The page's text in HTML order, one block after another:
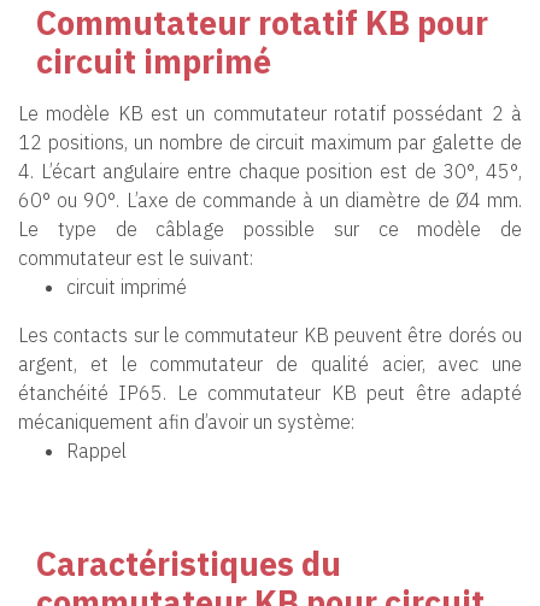
Commutateur rotatif KB pour
circuit imprimé
Le modèle KB est un commutateur rotatif possédant 2 à
12 positions, un nombre de circuit maximum par galette de
4. L’écart angulaire entre chaque position est de 30°, 45°,
60° ou 90°. L’axe de commande à un diamètre de Ø4 mm.
Le type de câblage possible sur ce modèle de
commutateur est le suivant:
circuit imprimé
Les contacts sur le commutateur KB peuvent être dorés ou
argent, et le commutateur de qualité acier, avec une
étanchéité IP65. Le commutateur KB peut être adapté
mécaniquement afin d’avoir un système:
Rappel
Caractéristiques du